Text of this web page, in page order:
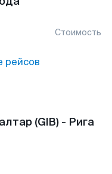
Стоимость
рейсов
(GIB) - Рига